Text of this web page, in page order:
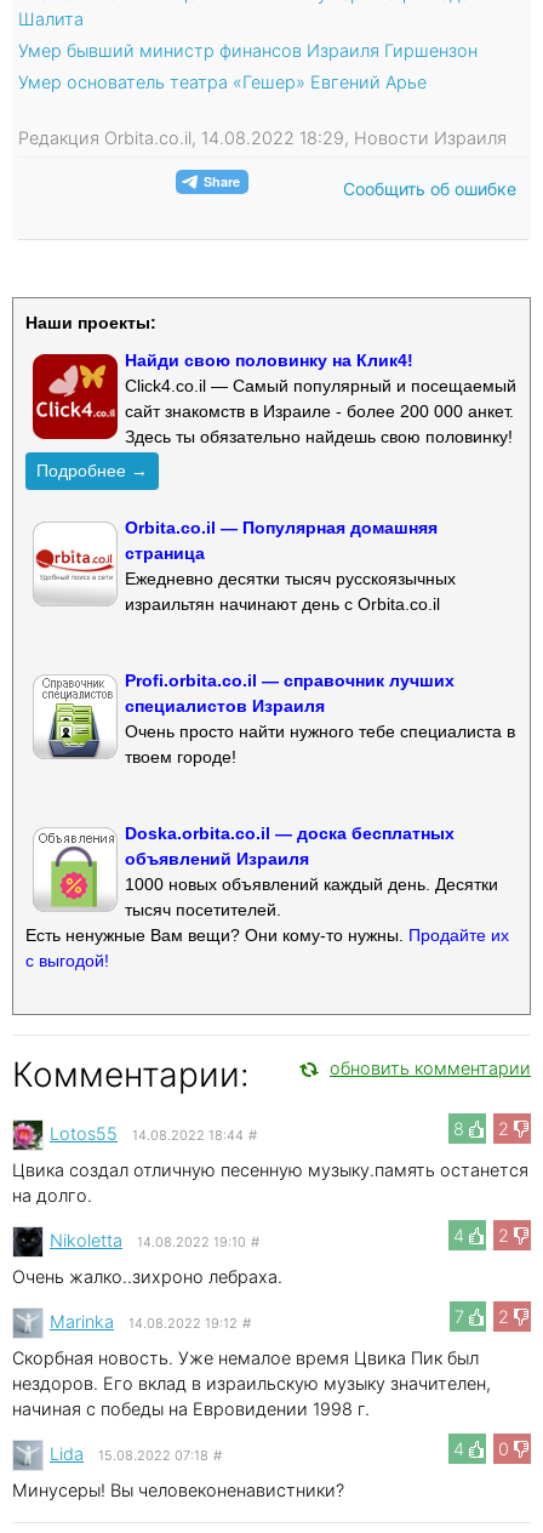
Шалита
Умер бывший министр финансов Израиля Гиршензон
Умер основатель театра «Гешер» Евгений Арье
Редакция Orbita.co.il, 14.08.2022 18:29, Новости Израиля
Сообщить об ошибке
Наши проекты:
Найди свою половинку на Клик4!
Click4.co.il — Самый популярный и посещаемый
сайт знакомств в Израиле - более 200 000 анкет.
Здесь ты обязательно найдешь свою половинку!
Подробнее →
Orbita.co.il — Популярная домашняя
страница
Ежедневно десятки тысяч русскоязычных
израильтян начинают день с Orbita.co.il
Profi.orbita.co.il — справочник лучших
специалистов Израиля
Очень просто найти нужного тебе специалиста в
твоем городе!
Doska.orbita.co.il — доска бесплатных
объявлений Израиля
1000 новых объявлений каждый день. Десятки
тысяч посетителей.
Есть ненужные Вам вещи? Они кому-то нужны. Продайте их
с выгодой!
Комментарии: обновить комментарии
8 2
Lotos55 14.08.2022 18:44 #
Цвика создал отличную песенную музыку.память останется
на долго.
4
2
Nikoletta 14.08.2022 19:10 #
Очень жалко..зихроно лебраха.
7
2
Marinka 14.08.2022 19:12 #
Скорбная новость. Уже немалое время Цвика Пик был
нездоров. Его вклад в израильскую музыку значителен,
начиная с победы на Евровидении 1998 г.
4
0
Lida 15.08.2022 07:18 #
Минусеры! Вы человеконенавистники?